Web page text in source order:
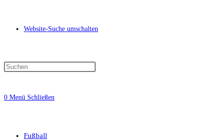
Website-Suche umschalten
0 Menü Schließen
Fußball